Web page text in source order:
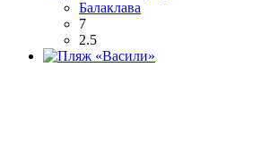
Балаклава
7
2.5